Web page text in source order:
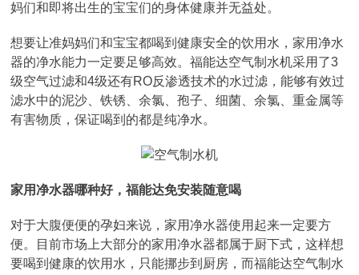
妈们和即将出生的宝宝们的身体健康并无益处。
想要让准妈妈们和宝宝都喝到健康安全的饮用水，家用净水
器的净水能力一定要足够高效。福能达空气制水机采用了3
级空气过滤和4级还有RO反渗透技术的水过滤，能够有效过
滤水中的泥沙、铁锈、余氯、孢子、细菌、余氯、重金属等
有害物质，保证喝到的都是纯净水。
家用净水器哪种好，福能达免安装随意喝
对于大腹便便的孕妇来说，家用净水器使用起来一定要方
便。目前市场上大部分的家用净水器都属于厨下式，这样想
要喝到健康的饮用水，只能挪步到厨房，而福能达空气制水